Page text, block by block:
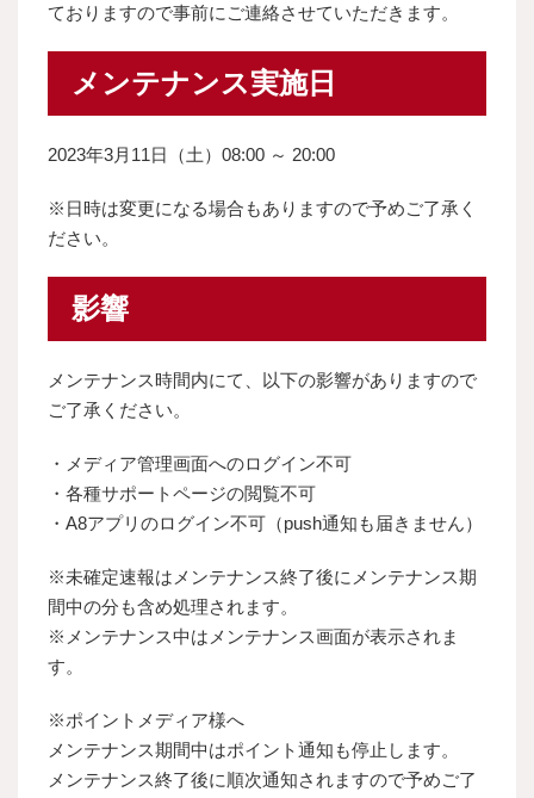
ておりますので事前にご連絡させていただきます。
メンテナンス実施日
2023年3月11日（土）08:00 ～ 20:00
※日時は変更になる場合もありますので予めご了承く
ださい。
影響
メンテナンス時間内にて、以下の影響がありますので
ご了承ください。
・メディア管理画面へのログイン不可
・各種サポートページの閲覧不可
・A8アプリのログイン不可（push通知も届きません）
※未確定速報はメンテナンス終了後にメンテナンス期
間中の分も含め処理されます。
※メンテナンス中はメンテナンス画面が表示されま
す。
※ポイントメディア様へ
メンテナンス期間中はポイント通知も停止します。
メンテナンス終了後に順次通知されますので予めご了